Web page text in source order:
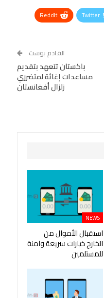
Twitter
ReddIt
VK
BlackBerry
Viber
القادم بوست
باكستان تتعهد بتقديم
مساعدات إغاثة لمتضرري
زلزال أفغانستان
NEWS
استقبال الأموال من
الخارج خيارات سريعة وآمنة
للمستلمين